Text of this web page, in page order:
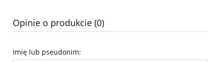
Opinie o produkcie (0)
Imię lub pseudonim: